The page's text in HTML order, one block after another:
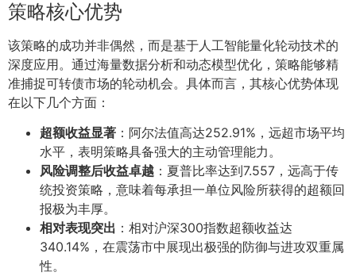
策略核心优势
该策略的成功并非偶然，而是基于人工智能量化轮动技术的
深度应用。通过海量数据分析和动态模型优化，策略能够精
准捕捉可转债市场的轮动机会。具体而言，其核心优势体现
在以下几个方面：
超额收益显著 ：阿尔法值高达252.91%，远超市场平均
水平，表明策略具备强大的主动管理能力。
风险调整后收益卓越 ：夏普比率达到7.557，远高于传
统投资策略，意味着每承担一单位风险所获得的超额回
报极为丰厚。
相对表现突出 ：相对沪深300指数超额收益达
340.14%，在震荡市中展现出极强的防御与进攻双重属
性。